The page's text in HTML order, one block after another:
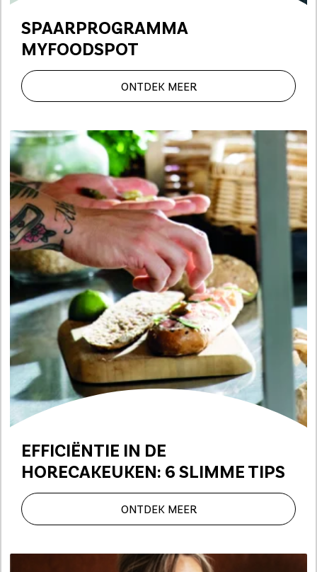
SPAARPROGRAMMA
MYFOODSPOT
ONTDEK MEER
EFFICIËNTIE IN DE
HORECAKEUKEN: 6 SLIMME TIPS
ONTDEK MEER